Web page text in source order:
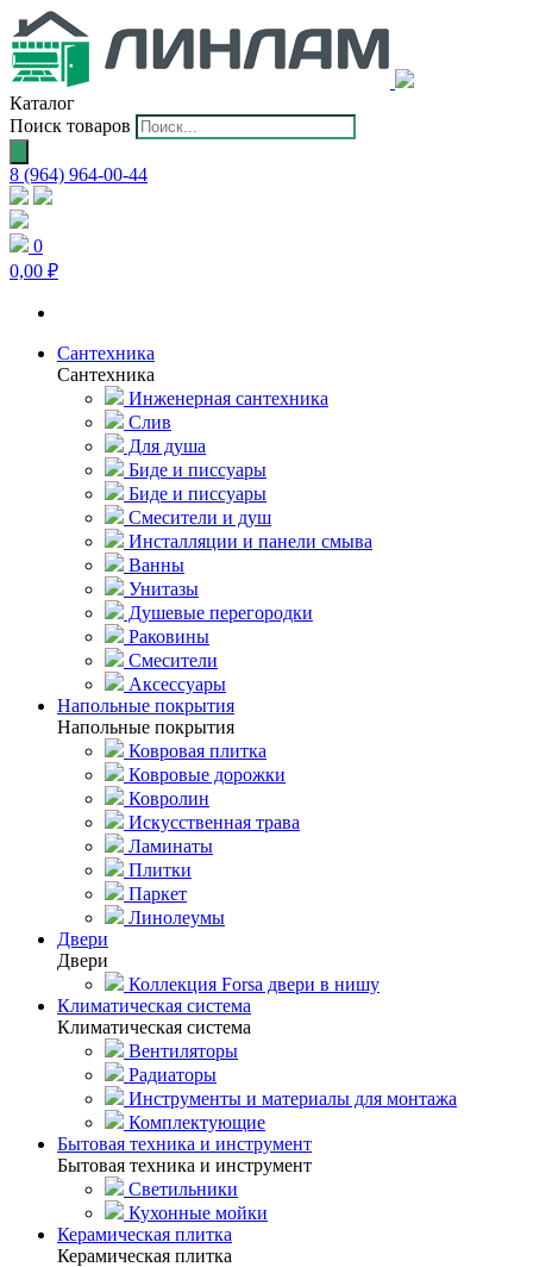
Каталог
Поиск товаров
8 (964) 964-00-44
0
0,00 ₽
Сантехника
Сантехника
Инженерная сантехника
Слив
Для душа
Биде и писсуары
Биде и писсуары
Смесители и душ
Инсталляции и панели смыва
Ванны
Унитазы
Душевые перегородки
Раковины
Смесители
Аксессуары
Напольные покрытия
Напольные покрытия
Ковровая плитка
Ковровые дорожки
Ковролин
Искусственная трава
Ламинаты
Плитки
Паркет
Линолеумы
Двери
Двери
Коллекция Forsa двери в нишу
Климатическая система
Климатическая система
Вентиляторы
Радиаторы
Инструменты и материалы для монтажа
Комплектующие
Бытовая техника и инструмент
Бытовая техника и инструмент
Светильники
Кухонные мойки
Керамическая плитка
Керамическая плитка